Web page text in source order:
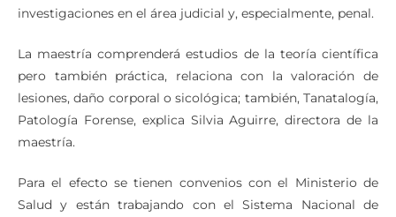
investigaciones en el área judicial y, especialmente, penal.
La maestría comprenderá estudios de la teoría científica
pero también práctica, relaciona con la valoración de
lesiones, daño corporal o sicológica; también, Tanatalogía,
Patología Forense, explica Silvia Aguirre, directora de la
maestría.
Para el efecto se tienen convenios con el Ministerio de
Salud y están trabajando con el Sistema Nacional de